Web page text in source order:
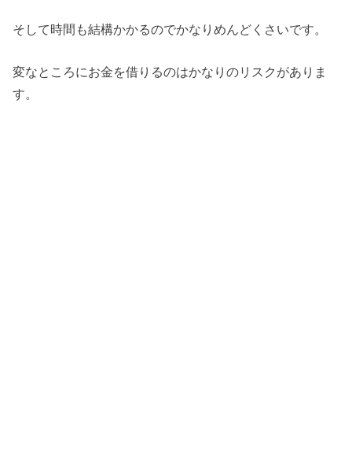
そして時間も結構かかるのでかなりめんどくさいです。
変なところにお金を借りるのはかなりのリスクがありま
す。